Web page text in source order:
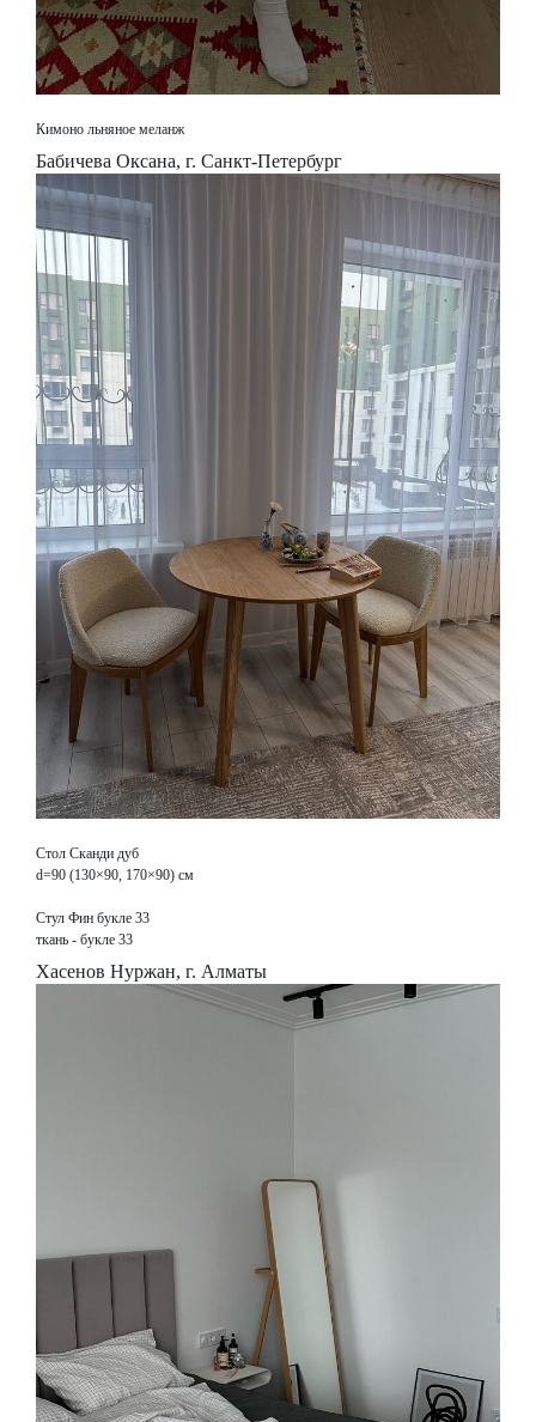
Кимоно льняное меланж
Бабичева Оксана, г. Санкт-Петербург
Стол Сканди дуб
d=90 (130×90, 170×90) см
Стул Фин букле 33
ткань - букле 33
Хасенов Нуржан, г. Алматы